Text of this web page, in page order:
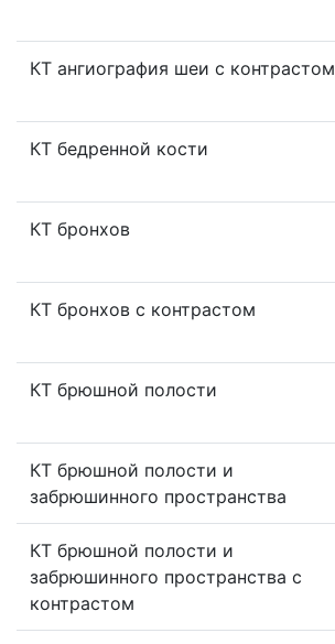
КТ ангиография шеи с контрастом
КТ бедренной кости
КТ бронхов
КТ бронхов с контрастом
КТ брюшной полости
КТ брюшной полости и
забрюшинного пространства
КТ брюшной полости и
забрюшинного пространства с
контрастом